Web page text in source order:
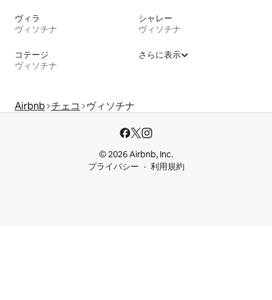
ヴィラ
ヴィソチナ
シャレー
ヴィソチナ
コテージ
ヴィソチナ
さらに表示
Airbnb チェコ ヴィソチナ
© 2026 Airbnb, Inc.
プライバシー
利用規約